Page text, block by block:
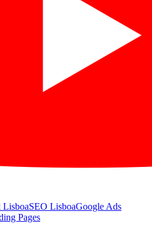
LisboaSEO LisboaGoogle Ads
Pages